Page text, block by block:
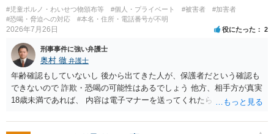
#児童ポルノ・わいせつ物頒布等 #個人・プライベート #被害者
#加害者
#恐喝・脅迫への対応
#本名・住所・電話番号が不明
2026年7月26日 役にたった 2
刑事事件に強い弁護士
奥村 徹 弁護士
年齢確認もしていないし 後から出てきた人が、保護者だという確認も
できないので 詐欺・恐喝の可能性はあるでしょう 他方、相手方が真実
18歳未満であれば、 内容は電子マナーを送ってくれたら自慰行為など
画の尺は10分ほど、服を着たままで胸を触って欲しい、などの要望を